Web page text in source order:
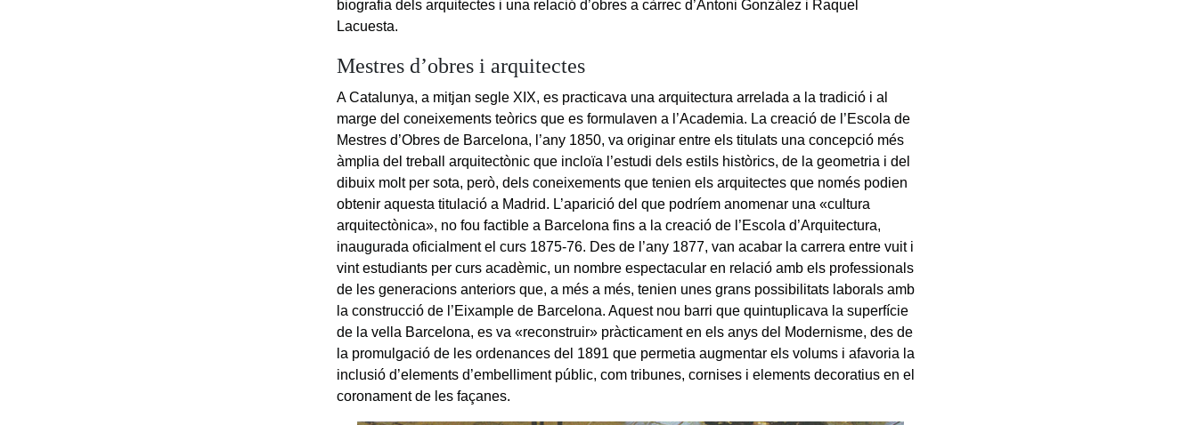
biografia dels arquitectes i una relació d’obres a càrrec d’Antoni González i Raquel
Lacuesta.
Mestres d’obres i arquitectes
A Catalunya, a mitjan segle XIX, es practicava una arquitectura arrelada a la tradició i al
marge del coneixements teòrics que es formulaven a l’Academia. La creació de l’Escola de
Mestres d’Obres de Barcelona, l’any 1850, va originar entre els titulats una concepció més
àmplia del treball arquitectònic que incloïa l’estudi dels estils històrics, de la geometria i del
dibuix molt per sota, però, dels coneixements que tenien els arquitectes que només podien
obtenir aquesta titulació a Madrid. L’aparició del que podríem anomenar una «cultura
arquitectònica», no fou factible a Barcelona fins a la creació de l’Escola d’Arquitectura,
inaugurada oficialment el curs 1875-76. Des de l’any 1877, van acabar la carrera entre vuit i
vint estudiants per curs acadèmic, un nombre espectacular en relació amb els professionals
de les generacions anteriors que, a més a més, tenien unes grans possibilitats laborals amb
la construcció de l’Eixample de Barcelona. Aquest nou barri que quintuplicava la superfície
de la vella Barcelona, es va «reconstruir» pràcticament en els anys del Modernisme, des de
la promulgació de les ordenances del 1891 que permetia augmentar els volums i afavoria la
inclusió d’elements d’embelliment públic, com tribunes, cornises i elements decoratius en el
coronament de les façanes.